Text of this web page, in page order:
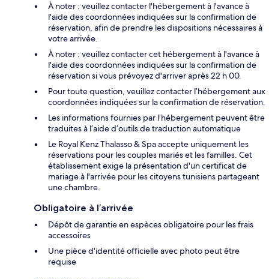
À noter : veuillez contacter l'hébergement à l'avance à
l'aide des coordonnées indiquées sur la confirmation de
réservation, afin de prendre les dispositions nécessaires à
votre arrivée.
À noter : veuillez contacter cet hébergement à l'avance à
l'aide des coordonnées indiquées sur la confirmation de
réservation si vous prévoyez d'arriver après 22 h 00.
Pour toute question, veuillez contacter l’hébergement aux
coordonnées indiquées sur la confirmation de réservation.
Les informations fournies par l’hébergement peuvent être
traduites à l’aide d’outils de traduction automatique
Le Royal Kenz Thalasso & Spa accepte uniquement les
réservations pour les couples mariés et les familles. Cet
établissement exige la présentation d'un certificat de
mariage à l'arrivée pour les citoyens tunisiens partageant
une chambre.
Obligatoire à l’arrivée
Dépôt de garantie en espèces obligatoire pour les frais
accessoires
Une pièce d'identité officielle avec photo peut être
requise